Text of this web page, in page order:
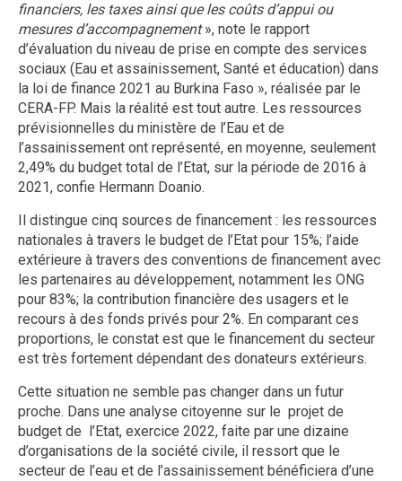
financiers, les taxes ainsi que les coûts d’appui ou
mesures d’accompagnement», note le rapport
d’évaluation du niveau de prise en compte des services
sociaux (Eau et assainissement, Santé et éducation) dans
la loi de finance 2021 au Burkina Faso », réalisée par le
CERA-FP. Mais la réalité est tout autre. Les ressources
prévisionnelles du ministère de l’Eau et de
l’assainissement ont représenté, en moyenne, seulement
2,49% du budget total de l’Etat, sur la période de 2016 à
2021, confie Hermann Doanio.
Il distingue cinq sources de financement : les ressources
nationales à travers le budget de l’Etat pour 15%; l’aide
extérieure à travers des conventions de financement avec
les partenaires au développement, notamment les ONG
pour 83%; la contribution financière des usagers et le
recours à des fonds privés pour 2%. En comparant ces
proportions, le constat est que le financement du secteur
est très fortement dépendant des donateurs extérieurs.
Cette situation ne semble pas changer dans un futur
proche. Dans une analyse citoyenne sur le projet de
budget de l’Etat, exercice 2022, faite par une dizaine
d’organisations de la société civile, il ressort que le
secteur de l’eau et de l’assainissement bénéficiera d’une